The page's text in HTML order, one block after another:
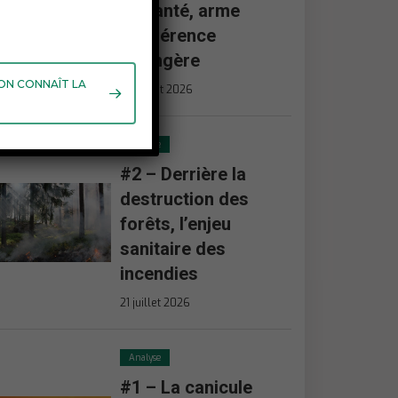
en santé, arme
d’ingérence
étrangère
23 juillet 2026
Analyse
#2 – Derrière la
destruction des
forêts, l’enjeu
sanitaire des
incendies
21 juillet 2026
Analyse
#1 – La canicule
CONNAÎT LA